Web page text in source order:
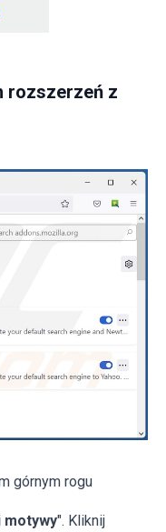
rozszerzeń z
górnym rogu
motywy". Kliknij